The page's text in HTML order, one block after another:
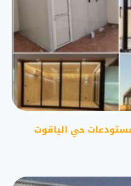
حي الياقوت